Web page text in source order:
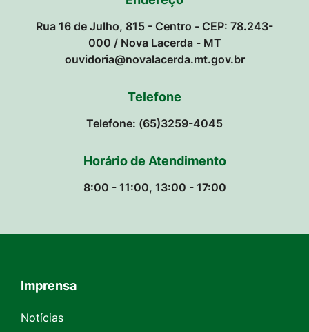
Rua 16 de Julho, 815 - Centro - CEP: 78.243-
000 / Nova Lacerda - MT
ouvidoria@novalacerda.mt.gov.br
Telefone
Telefone: (65)3259-4045
Horário de Atendimento
8:00 - 11:00, 13:00 - 17:00
Seção do Rodapé e Contato
Imprensa
Notícias